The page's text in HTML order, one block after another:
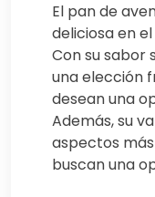
El pan de
deliciosa en
Con su sabor
una elección
desean una
Además, su
aspectos
buscan una